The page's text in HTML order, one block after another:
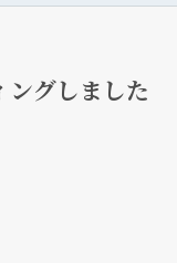
グしました